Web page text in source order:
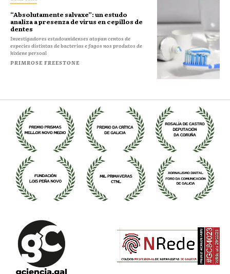
“Absolutamente salvaxe”: un estudo
analiza a presenza de virus en cepillos de
dentes
Investigadores estadounidenses atopan centos de
especies distintas de bacterias e fagos nos produtos de
hixiene persoal
PRIMROSE FREESTONE